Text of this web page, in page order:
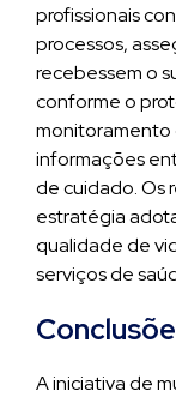
profissionais
processos,
recebessem o
conforme o
monitoramento
informações
de cuidado. Os
estratégia
qualidade de
serviços de
A iniciativa de